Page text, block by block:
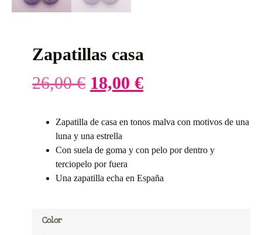
Zapatillas casa
26,00€ 18,00 €
Zapatilla de casa en tonos malva con motivos de una
luna y una estrella
Con suela de goma y con pelo por dentro y
terciopelo por fuera
Una zapatilla echa en España
Color